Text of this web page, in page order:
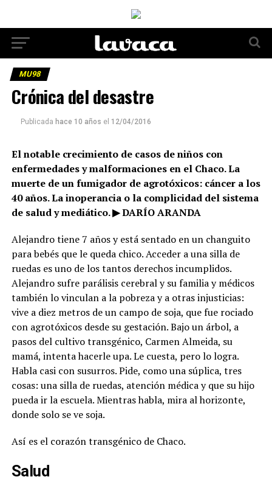
MU98
Crónica del desastre
Publicada hace 10 años el 12/04/2016
El notable crecimiento de casos de niños con
enfermedades y malformaciones en el Chaco. La
muerte de un fumigador de agrotóxicos: cáncer a los
40 años. La inoperancia o la complicidad del sistema
de salud y mediático. ▶ DARÍO ARANDA
Alejandro tiene 7 años y está sentado en un changuito
para bebés que le queda chico. Acceder a una silla de
ruedas es uno de los tantos derechos incumplidos.
Alejandro sufre parálisis cerebral y su familia y médicos
también lo vinculan a la pobreza y a otras injusticias:
vive a diez metros de un campo de soja, que fue rociado
con agrotóxicos desde su gestación. Bajo un árbol, a
pasos del cultivo transgénico, Carmen Almeida, su
mamá, intenta hacerle upa. Le cuesta, pero lo logra.
Habla casi con susurros. Pide, como una súplica, tres
cosas: una silla de ruedas, atención médica y que su hijo
pueda ir la escuela. Mientras habla, mira al horizonte,
donde solo se ve soja.
Así es el corazón transgénico de Chaco.
Salud